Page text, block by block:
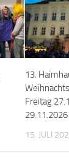
13.
Freitag
29.11.2026
15. JULI